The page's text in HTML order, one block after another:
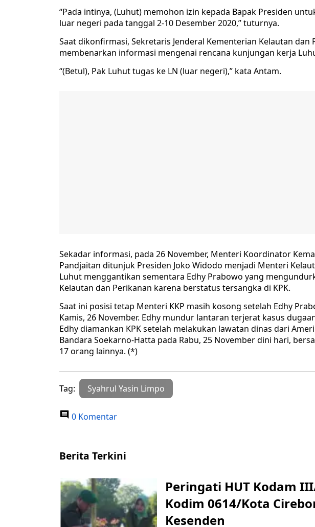
“Pada intinya, (Luhut) memohon izin kepada Bapak Presiden
luar negeri pada tanggal 2-10 Desember 2020,” tuturnya.
Saat dikonfirmasi, Sekretaris Jenderal Kementerian Kelautan dan
membenarkan informasi mengenai rencana kunjungan kerja
“(Betul), Pak Luhut tugas ke LN (luar negeri),” kata Antam.
Sekadar informasi, pada 26 November, Menteri Koordinator
Pandjaitan ditunjuk Presiden Joko Widodo menjadi Menteri
Luhut menggantikan sementara Edhy Prabowo yang
Kelautan dan Perikanan karena berstatus tersangka di KPK.
Saat ini posisi tetap Menteri KKP masih kosong setelah Edhy
Kamis, 26 November. Edhy mundur lantaran terjerat kasus
Edhy diamankan KPK setelah melakukan lawatan dinas dari
Bandara Soekarno-Hatta pada Rabu, 25 November dini hari,
17 orang lainnya. (*)
Tag: Syahrul Yasin Limpo
0 Komentar
Berita Terkini
Peringati HUT Kodam
Kodim 0614/Kota
Kesenden